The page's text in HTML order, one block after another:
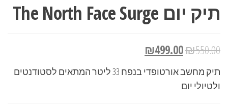
תיק יום The North Face Surge
₪550.00
₪499.00
תיק מחשב אורטופדי בנפח 33 ליטר המתאים לסטודנטים
ולטיולי יום